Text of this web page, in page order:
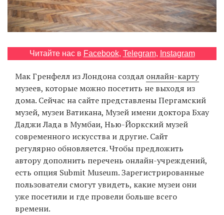
Читайте нас в Facebook, Telegram, Instagram
Мак Гренфелл из Лондона создал онлайн-карту
музеев, которые можно посетить не выходя из
дома. Сейчас на сайте представлены Пергамский
музей, музеи Ватикана, Музей имени доктора Бхау
Даджи Лада в Мумбаи, Нью-Йоркский музей
современного искусства и другие. Сайт
регулярно обновляется. Чтобы предложить
автору дополнить перечень онлайн-учреждений,
есть опция Submit Museum. Зарегистрированные
пользователи смогут увидеть, какие музеи они
уже посетили и где провели больше всего
времени.